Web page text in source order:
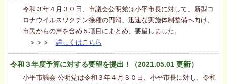
令和３年４月３０日、市議会公明党は小平市長に対して、新型コ
ロナウイルスワクチン接種の円滑、迅速な実施体制整備へ向け、
市民からの声を含め５項目にまとめ、要望しました。
＞＞＞ 詳しくはこちら
令和３年度予算に対する要望を提出！（2021.05.01 更新）
小平市議会 公明党は令和３年４月３０日、小平市長に対し、令和